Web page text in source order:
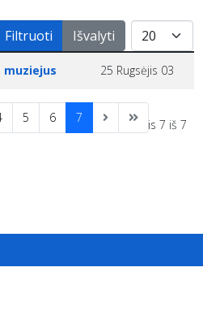
Filtruoti Išvalyti Rodyti po
data 25 Rugsėjis 03
Puslapis 7 iš 7
5 6 7